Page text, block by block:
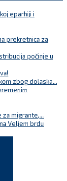
eparhiji i
prekretnica za
počinje u
zbog dolaska...
za migrante,...
Veljem brdu